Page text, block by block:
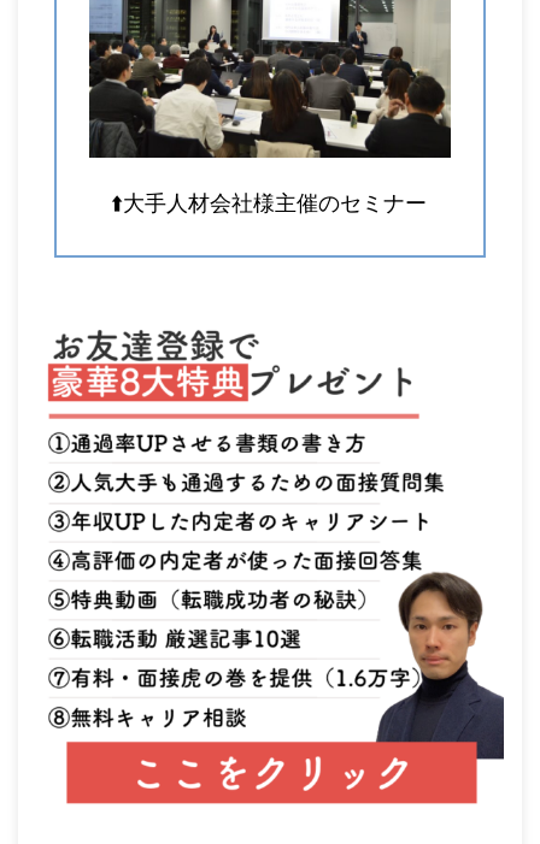
⬆️大手人材会社様主催のセミナー